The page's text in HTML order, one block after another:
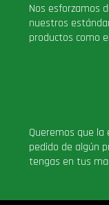
Nos esforzamos
nuestros
productos como
Queremos que la
pedido de algún
tengas en tus